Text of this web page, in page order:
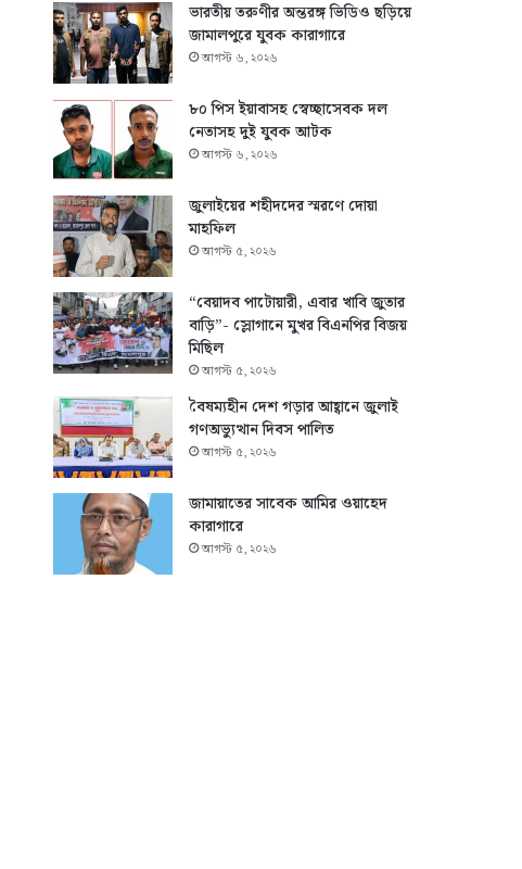
ভারতীয় তরুণীর অন্তরঙ্গ ভিডিও ছড়িয়ে
জামালপুরে যুবক কারাগারে
আগস্ট ৬, ২০২৬
৮০ পিস ইয়াবাসহ স্বেচ্ছাসেবক দল
নেতাসহ দুই যুবক আটক
আগস্ট ৬, ২০২৬
জুলাইয়ের শহীদদের স্মরণে দোয়া
মাহফিল
আগস্ট ৫, ২০২৬
“বেয়াদব পাটোয়ারী, এবার খাবি জুতার
বাড়ি”- স্লোগানে মুখর বিএনপির বিজয়
মিছিল
আগস্ট ৫, ২০২৬
বৈষম্যহীন দেশ গড়ার আহ্বানে জুলাই
গণঅভ্যুত্থান দিবস পালিত
আগস্ট ৫, ২০২৬
জামায়াতের সাবেক আমির ওয়াহেদ
কারাগারে
আগস্ট ৫, ২০২৬